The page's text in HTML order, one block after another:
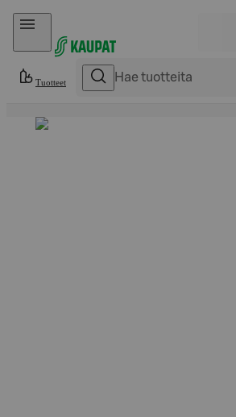
Hyppää sisältöön
Tuotteet